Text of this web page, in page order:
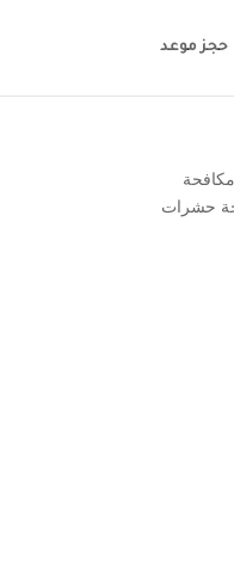
حجز موعد
مكافحة
حشرات